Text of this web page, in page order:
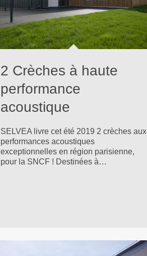
2 Crèches à haute
performance
acoustique
SELVEA livre cet été 2019 2 crèches aux
performances acoustiques
exceptionnelles en région parisienne,
pour la SNCF ! Destinées à…